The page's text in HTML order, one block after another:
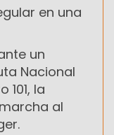
en una
un
Nacional
101, la
al